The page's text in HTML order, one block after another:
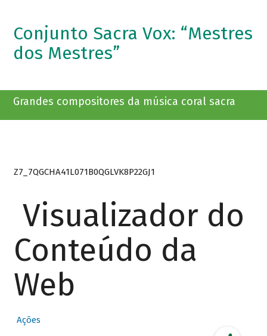
Conjunto Sacra Vox: “Mestres
dos Mestres”
Grandes compositores da música coral sacra
Z7_7QGCHA41L071B0QGLVK8P22GJ1
Visualizador do
Conteúdo da
Web
Ações